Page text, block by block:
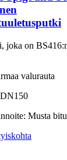
joka on
valurauta
Musta